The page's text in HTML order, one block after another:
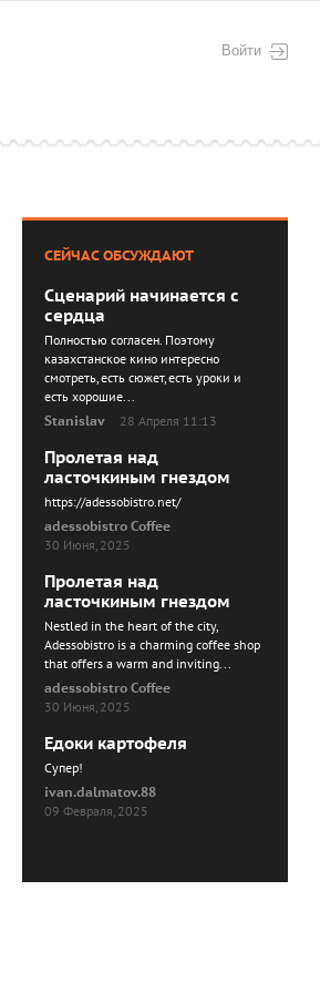
Войти
СЕЙЧАС ОБСУЖДАЮТ
Сценарий начинается с
сердца
Полностью согласен. Поэтому
казахстанское кино интересно
смотреть, есть сюжет, есть уроки и
есть хорошие...
Stanislav
28 Апреля 11:13
Пролетая над
ласточкиным гнездом
https://adessobistro.net/
adessobistro Coffee
30 Июня, 2025
Пролетая над
ласточкиным гнездом
Nestled in the heart of the city,
Adessobistro is a charming coffee shop
that offers a warm and inviting...
adessobistro Coffee
30 Июня, 2025
Едоки картофеля
Cупер!
ivan.dalmatov.88
09 Февраля, 2025